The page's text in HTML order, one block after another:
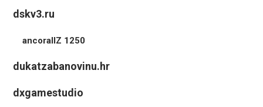
dskv3.ru
ancorallZ 1250
dukatzabanovinu.hr
dxgamestudio